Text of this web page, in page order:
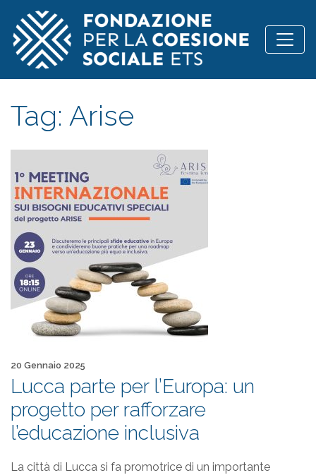
Vai al contenuto
Tag: Arise
Pubblicato il
20 Gennaio 2025
Lucca parte per l’Europa: un
progetto per rafforzare
l’educazione inclusiva
La città di Lucca si fa promotrice di un importante